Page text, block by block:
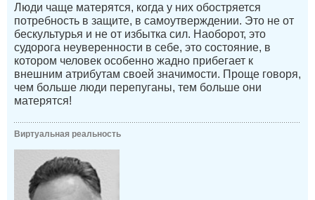
Люди чаще матерятся, когда у них обостряется
потребность в защите, в самоутверждении. Это не от
бескультурья и не от избытка сил. Наоборот, это
судорога неуверенности в себе, это состояние, в
котором человек особенно жадно прибегает к
внешним атрибутам своей значимости. Проще говоря,
чем больше люди перепуганы, тем больше они
матерятся!
Виртуальная реальность